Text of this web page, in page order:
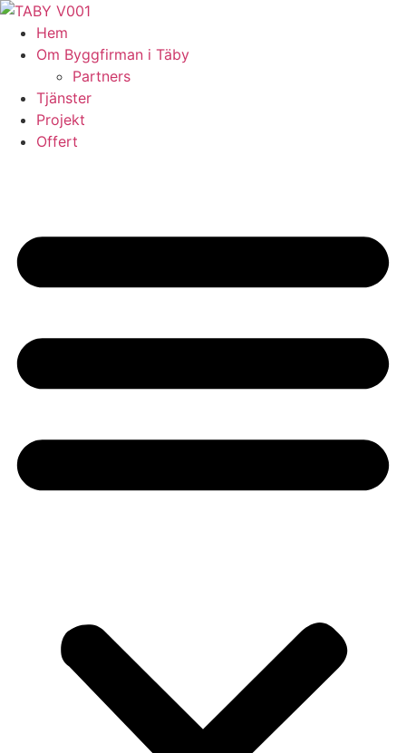
Skip
content
Hem
Om Byggfirman i Täby
Partners
Tjänster
Projekt
Offert